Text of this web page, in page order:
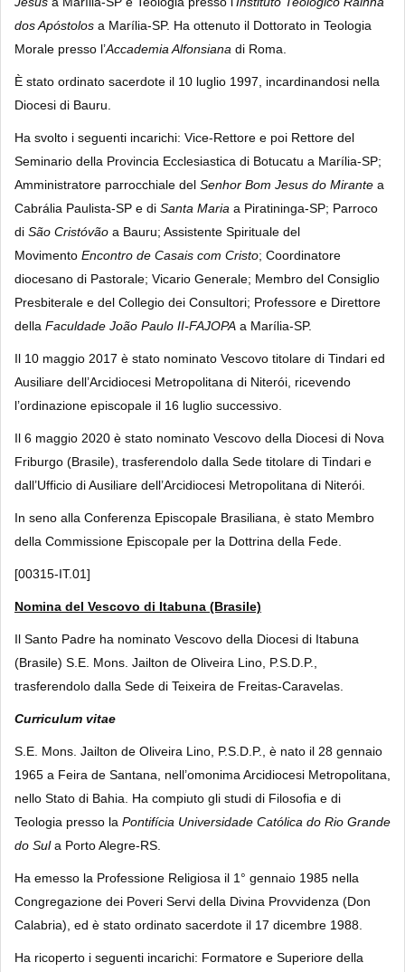
dos Apóstolos a Marília-SP. Ha ottenuto il Dottorato in Teologia
Morale presso l’Accademia Alfonsiana di Roma.
È stato ordinato sacerdote il 10 luglio 1997, incardinandosi nella
Diocesi di Bauru.
Ha svolto i seguenti incarichi: Vice-Rettore e poi Rettore del
Seminario della Provincia Ecclesiastica di Botucatu a Marília-SP;
Amministratore parrocchiale del Senhor Bom Jesus do Mirante a
Cabrália Paulista-SP e di Santa Maria a Piratininga-SP; Parroco
di São Cristóvão a Bauru; Assistente Spirituale del
Movimento Encontro de Casais com Cristo; Coordinatore
diocesano di Pastorale; Vicario Generale; Membro del Consiglio
Presbiterale e del Collegio dei Consultori; Professore e Direttore
della Faculdade João Paulo II-FAJOPA a Marília-SP.
Il 10 maggio 2017 è stato nominato Vescovo titolare di Tindari ed
Ausiliare dell’Arcidiocesi Metropolitana di Niterói, ricevendo
l’ordinazione episcopale il 16 luglio successivo.
Il 6 maggio 2020 è stato nominato Vescovo della Diocesi di Nova
Friburgo (Brasile), trasferendolo dalla Sede titolare di Tindari e
dall’Ufficio di Ausiliare dell’Arcidiocesi Metropolitana di Niterói.
In seno alla Conferenza Episcopale Brasiliana, è stato Membro
della Commissione Episcopale per la Dottrina della Fede.
[00315-IT.01]
Nomina del Vescovo di Itabuna (Brasile)
Il Santo Padre ha nominato Vescovo della Diocesi di Itabuna
(Brasile) S.E. Mons. Jailton de Oliveira Lino, P.S.D.P.,
trasferendolo dalla Sede di Teixeira de Freitas-Caravelas.
Curriculum vitae
S.E. Mons. Jailton de Oliveira Lino, P.S.D.P., è nato il 28 gennaio
1965 a Feira de Santana, nell’omonima Arcidiocesi Metropolitana,
nello Stato di Bahia. Ha compiuto gli studi di Filosofia e di
Teologia presso la Pontifícia Universidade Católica do Rio Grande
do Sula Porto Alegre-RS.
Ha emesso la Professione Religiosa il 1° gennaio 1985 nella
Congregazione dei Poveri Servi della Divina Provvidenza (Don
Calabria), ed è stato ordinato sacerdote il 17 dicembre 1988.
Ha ricoperto i seguenti incarichi: Formatore e Superiore della